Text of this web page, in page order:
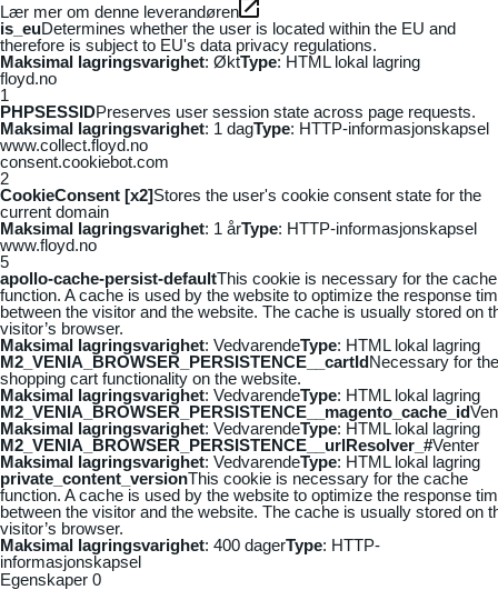
Lær mer om denne leverandøren
is_euDetermines whether the user is located within the EU and
therefore is subject to EU's data privacy regulations.
Maksimal lagringsvarighet: ØktType: HTML lokal lagring
floyd.no
1
PHPSESSIDPreserves user session state across page requests.
Maksimal lagringsvarighet: 1 dagType: HTTP-informasjonskapsel
www.collect.floyd.no
consent.cookiebot.com
2
CookieConsent [x2]Stores the user's cookie consent state for the
current domain
Maksimal lagringsvarighet: 1 årType: HTTP-informasjonskapsel
www.floyd.no
5
apollo-cache-persist-defaultThis cookie is necessary for the cache
function. A cache is used by the website to optimize the response
between the visitor and the website. The cache is usually stored on
visitor’s browser.
Maksimal lagringsvarighet: VedvarendeType: HTML lokal lagring
M2_VENIA_BROWSER_PERSISTENCE__cartIdNecessary for the
shopping cart functionality on the website.
Maksimal lagringsvarighet: VedvarendeType: HTML lokal lagring
M2_VENIA_BROWSER_PERSISTENCE__magento_cache_id
Maksimal lagringsvarighet: VedvarendeType: HTML lokal lagring
M2_VENIA_BROWSER_PERSISTENCE__urlResolver_#Venter
Maksimal lagringsvarighet: VedvarendeType: HTML lokal lagring
private_content_versionThis cookie is necessary for the cache
function. A cache is used by the website to optimize the response
between the visitor and the website. The cache is usually stored on
visitor’s browser.
Maksimal lagringsvarighet: 400 dagerType: HTTP-
informasjonskapsel
Egenskaper 0